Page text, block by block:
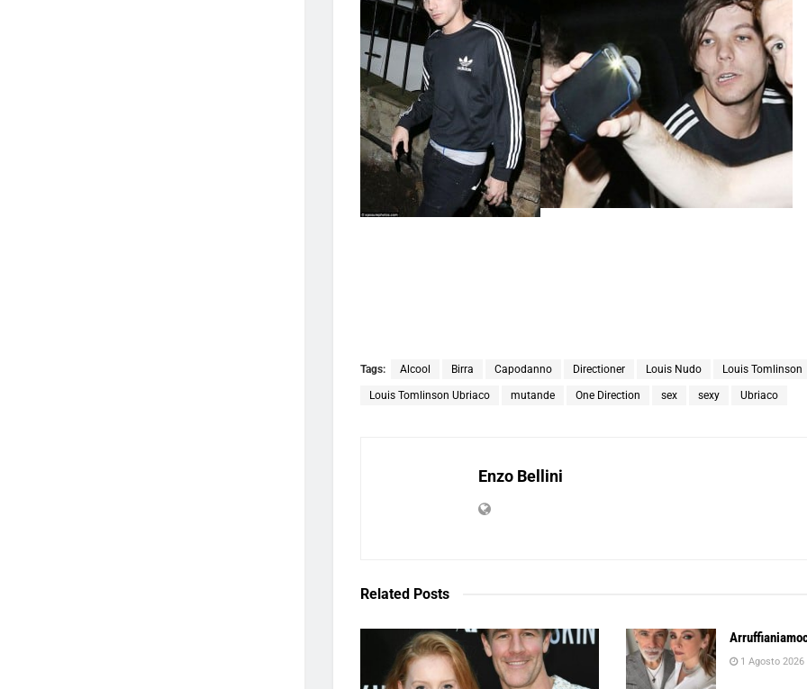
Tags: Alcool Birra Capodanno Directioner Louis Nudo Louis Tomlinson
Louis Tomlinson Ubriaco mutande One Direction sex sexy Ubriaco
Enzo Bellini
Related Posts
1 Agosto 2026